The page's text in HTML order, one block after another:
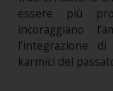
essere più
incoraggiano
l’integrazione
karmici del